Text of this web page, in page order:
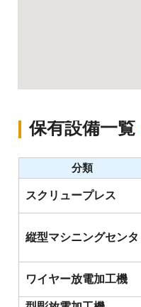
保有設備一覧
分類
スクリュープレス
縦型マシニングセンタ
ワイヤー放電加工機